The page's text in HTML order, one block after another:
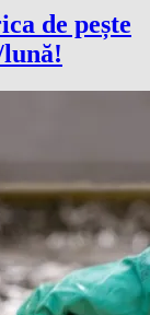
de pește
lună!